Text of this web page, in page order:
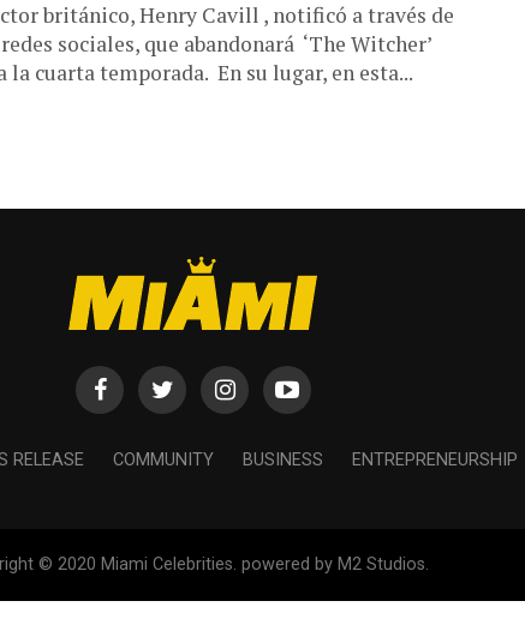
británico, Henry Cavill , notificó a través de
sociales, que abandonará ‘The Witcher’
la cuarta temporada. En su lugar, en esta...
RELEASE COMMUNITY BUSINESS ENTREPRENEURSHIP
© 2020 Miami Celebrities. powered by M2 Studios.